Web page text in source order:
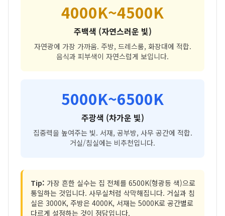
4000K~4500K
주백색 (자연스러운 빛)
자연광에 가장 가까움. 주방, 드레스룸, 화장대에 적합.
음식과 피부색이 자연스럽게 보입니다.
5000K~6500K
주광색 (차가운 빛)
집중력을 높여주는 빛. 서재, 공부방, 사무 공간에 적합.
거실/침실에는 비추천입니다.
Tip: 가장 흔한 실수는 집 전체를 6500K(형광등 색)으로
통일하는 것입니다. 사무실처럼 삭막해집니다. 거실과 침
실은 3000K, 주방은 4000K, 서재는 5000K로 공간별로
다르게 설정하는 것이 정답입니다.